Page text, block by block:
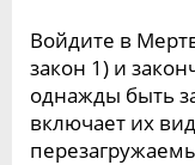
Войдите в
закон 1) и
однажды быть
включает их